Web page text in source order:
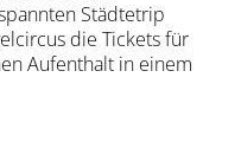
Städtetrip
die Tickets für
Aufenthalt in einem